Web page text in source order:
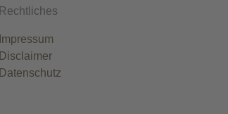
Rechtliches
Impressum
Disclaimer
Datenschutz